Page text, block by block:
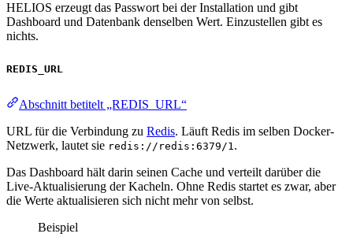
HELIOS erzeugt das Passwort bei der Installation und gibt
Dashboard und Datenbank denselben Wert. Einzustellen gibt es
nichts.
REDIS_URL
Abschnitt betitelt „REDIS_URL“
URL für die Verbindung zu Redis. Läuft Redis im selben Docker-
Netzwerk, lautet sie redis://redis:6379/1 .
Das Dashboard hält darin seinen Cache und verteilt darüber die
Live-Aktualisierung der Kacheln. Ohne Redis startet es zwar, aber
die Werte aktualisieren sich nicht mehr von selbst.
Beispiel